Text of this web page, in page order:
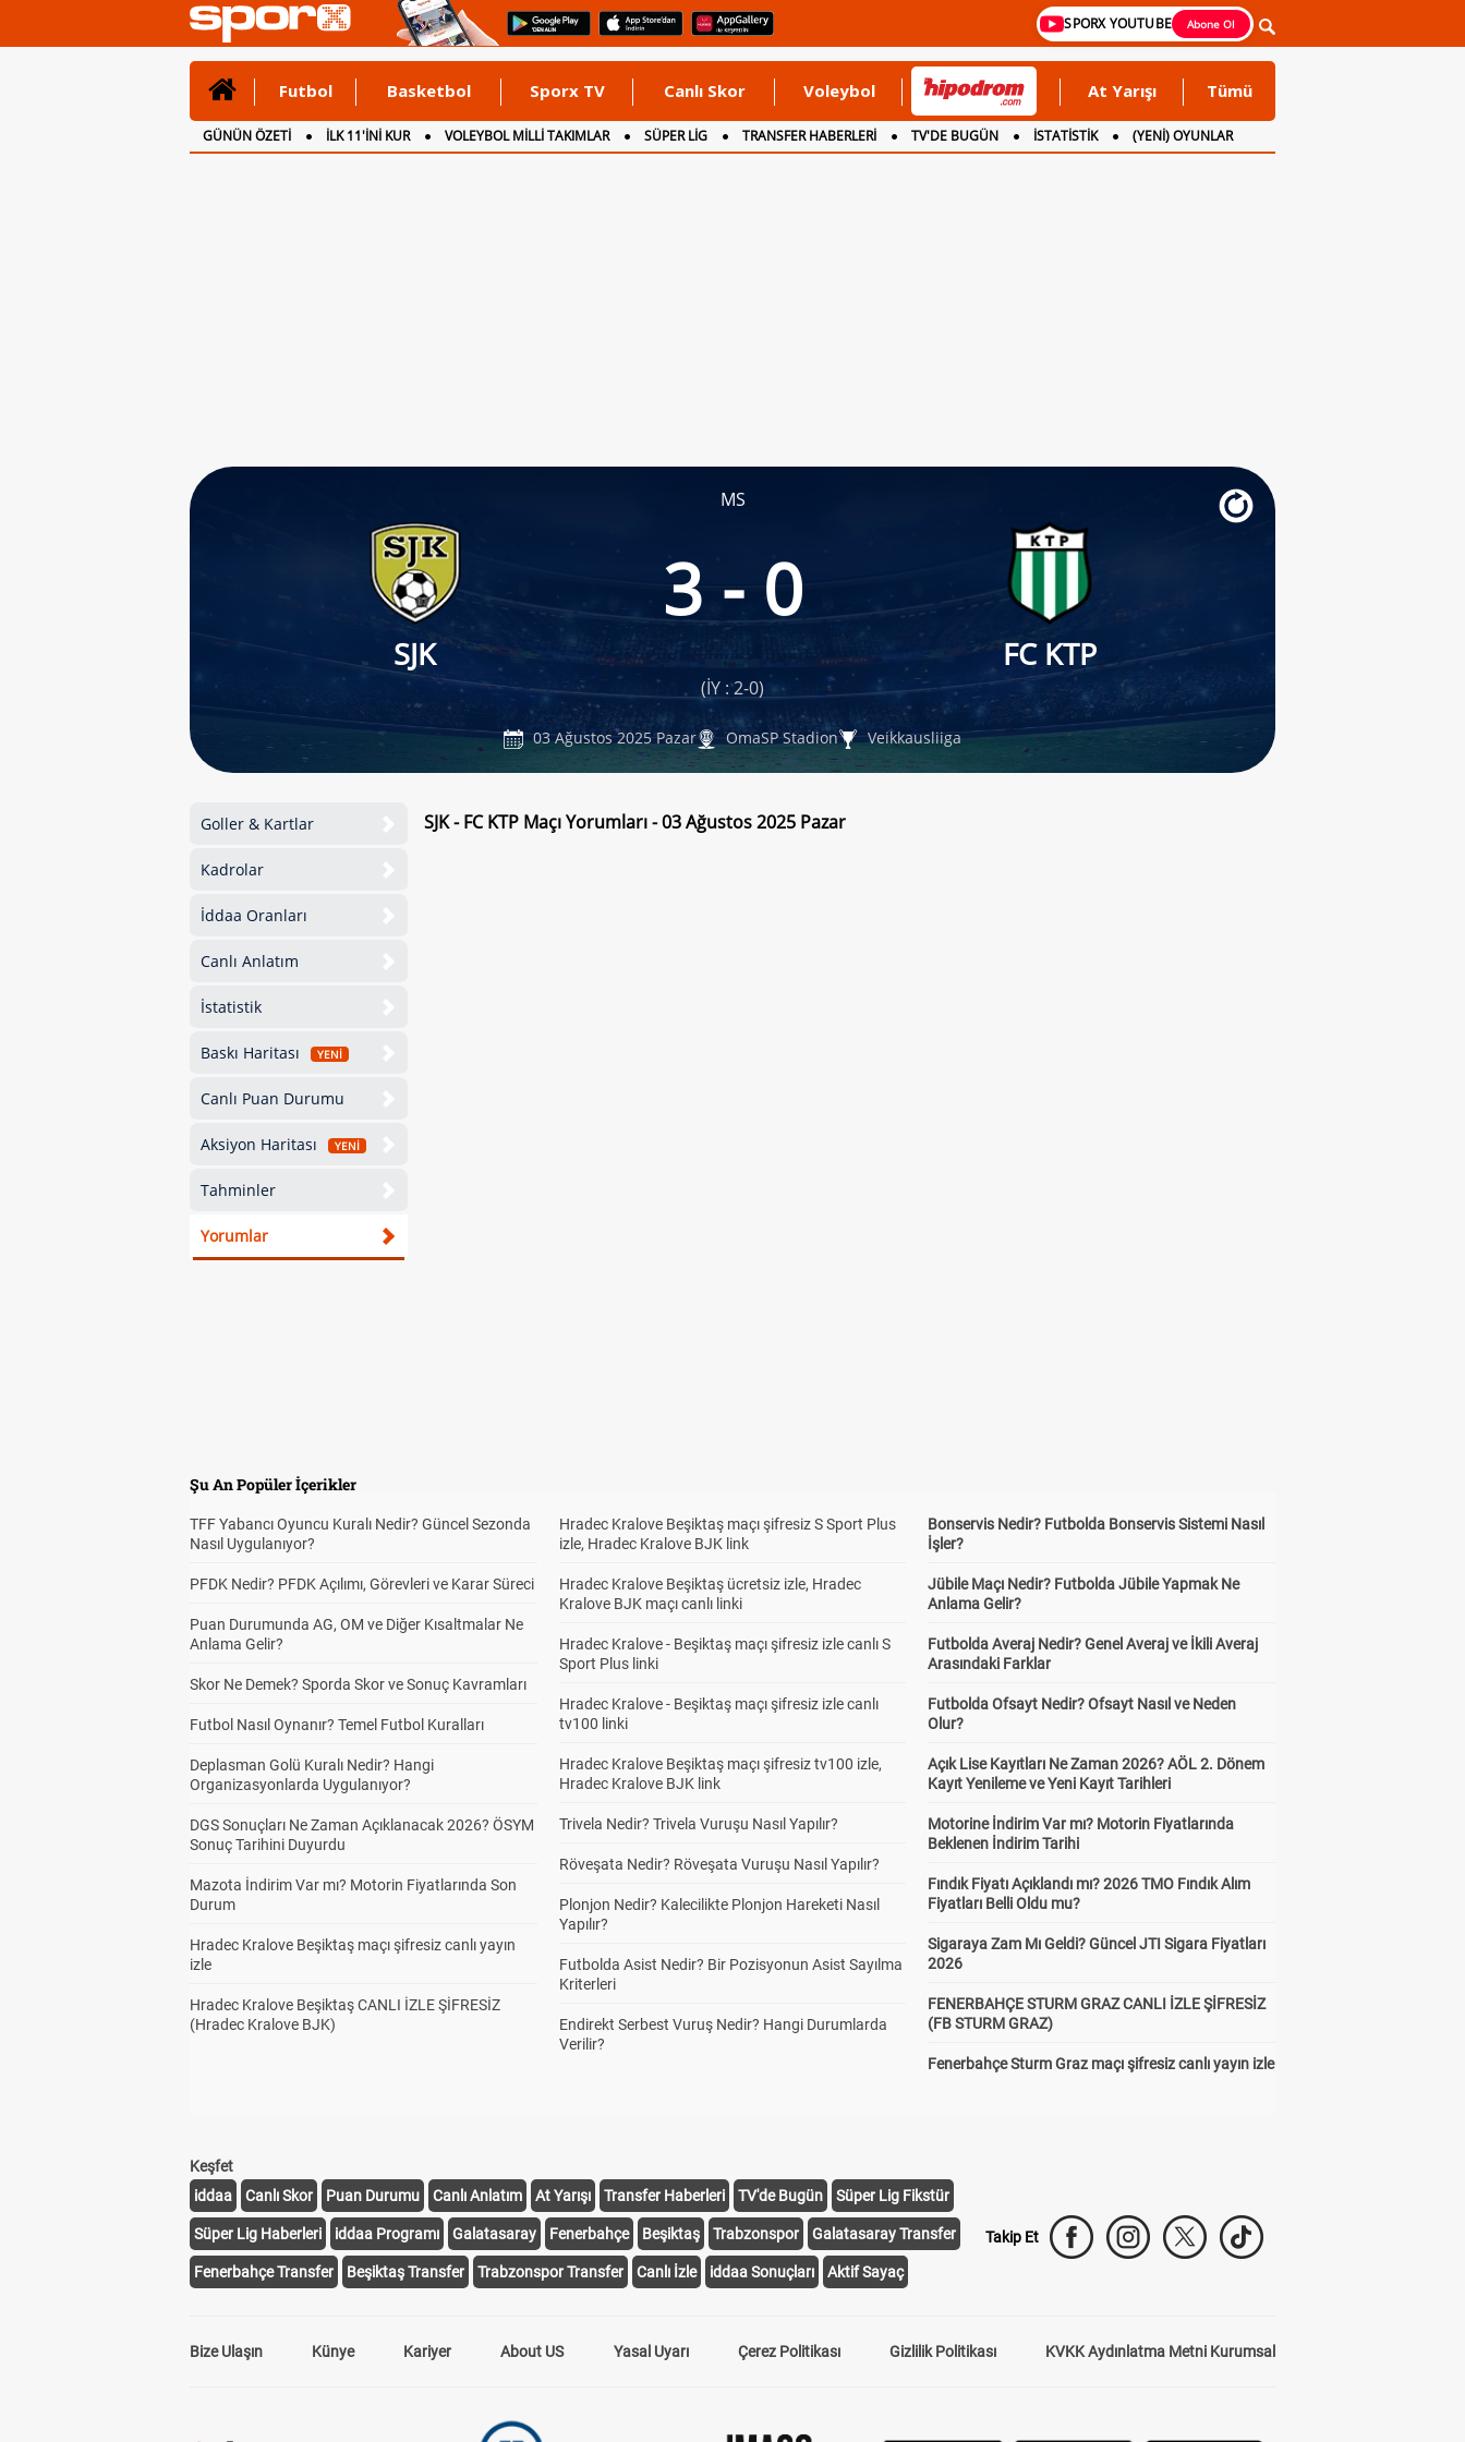
SPORX YOUTUBE Abone Ol
Futbol Basketbol Sporx TV Canlı Skor Voleybol At Yarışı Tümü
GÜNÜN ÖZETİ İLK 11'İNİ KUR VOLEYBOL MİLLİ TAKIMLAR SÜPER LİG TRANSFER HABERLERİ TV'DE BUGÜN İSTATİSTİK
(YENİ) OYUNLAR
CANLI ANLATIM
İNGİLTERE
MS
SJK
3 - 0
FC KTP
(İY : 2-0)
03 Ağustos 2025 Pazar OmaSP Stadion Veikkausliiga
Goller & Kartlar
Kadrolar
İddaa Oranları
Canlı Anlatım
İstatistik
Baskı Haritası YENİ
Canlı Puan Durumu
Aksiyon Haritası YENİ
Tahminler
Yorumlar
SJK - FC KTP Maçı Yorumları - 03 Ağustos 2025 Pazar
Şu An Popüler İçerikler
TFF Yabancı Oyuncu Kuralı Nedir? Güncel Sezonda
Nasıl Uygulanıyor?
PFDK Nedir? PFDK Açılımı, Görevleri ve Karar Süreci
Puan Durumunda AG, OM ve Diğer Kısaltmalar Ne
Anlama Gelir?
Skor Ne Demek? Sporda Skor ve Sonuç Kavramları
Futbol Nasıl Oynanır? Temel Futbol Kuralları
Deplasman Golü Kuralı Nedir? Hangi
Organizasyonlarda Uygulanıyor?
DGS Sonuçları Ne Zaman Açıklanacak 2026? ÖSYM
Sonuç Tarihini Duyurdu
Mazota İndirim Var mı? Motorin Fiyatlarında Son
Durum
Hradec Kralove Beşiktaş maçı şifresiz canlı yayın
izle
Hradec Kralove Beşiktaş CANLI İZLE ŞİFRESİZ
(Hradec Kralove BJK)
Hradec Kralove Beşiktaş maçı şifresiz S Sport Plus
izle, Hradec Kralove BJK link
Hradec Kralove Beşiktaş ücretsiz izle, Hradec
Kralove BJK maçı canlı linki
Hradec Kralove - Beşiktaş maçı şifresiz izle canlı S
Sport Plus linki
Hradec Kralove - Beşiktaş maçı şifresiz izle canlı
tv100 linki
Hradec Kralove Beşiktaş maçı şifresiz tv100 izle,
Hradec Kralove BJK link
Trivela Nedir? Trivela Vuruşu Nasıl Yapılır?
Röveşata Nedir? Röveşata Vuruşu Nasıl Yapılır?
Plonjon Nedir? Kalecilikte Plonjon Hareketi Nasıl
Yapılır?
Futbolda Asist Nedir? Bir Pozisyonun Asist Sayılma
Kriterleri
Endirekt Serbest Vuruş Nedir? Hangi Durumlarda
Verilir?
Bonservis Nedir? Futbolda Bonservis Sistemi Nasıl
İşler?
Jübile Maçı Nedir? Futbolda Jübile Yapmak Ne
Anlama Gelir?
Futbolda Averaj Nedir? Genel Averaj ve İkili Averaj
Arasındaki Farklar
Futbolda Ofsayt Nedir? Ofsayt Nasıl ve Neden
Olur?
Açık Lise Kayıtları Ne Zaman 2026? AÖL 2. Dönem
Kayıt Yenileme ve Yeni Kayıt Tarihleri
Motorine İndirim Var mı? Motorin Fiyatlarında
Beklenen İndirim Tarihi
Fındık Fiyatı Açıklandı mı? 2026 TMO Fındık Alım
Fiyatları Belli Oldu mu?
Sigaraya Zam Mı Geldi? Güncel JTI Sigara Fiyatları
2026
FENERBAHÇE STURM GRAZ CANLI İZLE ŞİFRESİZ
(FB STURM GRAZ)
Fenerbahçe Sturm Graz maçı şifresiz canlı yayın izle
Keşfet
iddaa
Canlı Skor Puan Durumu Canlı Anlatım At Yarışı Transfer Haberleri TV'de Bugün Süper Lig Fikstür
Süper Lig Haberleri iddaa Programı Galatasaray Fenerbahçe Beşiktaş Trabzonspor Galatasaray Transfer
Fenerbahçe Transfer Beşiktaş Transfer Trabzonspor Transfer Canlı İzle iddaa Sonuçları Aktif Sayaç
Takip Et
Bize Ulaşın Künye Kariyer About US Yasal Uyarı Çerez Politikası Gizlilik Politikası KVKK Aydınlatma Metni Kurumsal